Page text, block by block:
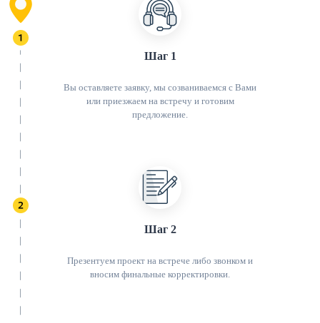
Шаг 1
Вы оставляете заявку, мы созваниваемся с Вами
или приезжаем на встречу и готовим
предложение.
Шаг 2
Презентуем проект на встрече либо звонком и
вносим финальные корректировки.